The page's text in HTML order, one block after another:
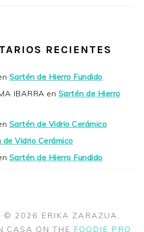
RECIENTES
Sartén de Hierro Fundido
IBARRA en Sartén de Hierro
Sartén de Vidrio Cerámico
de Vidrio Cerámico
Sartén de Hierro Fundido
© 2026 ERIKA ZARAZUA,
CASA ON THE FOODIE PRO